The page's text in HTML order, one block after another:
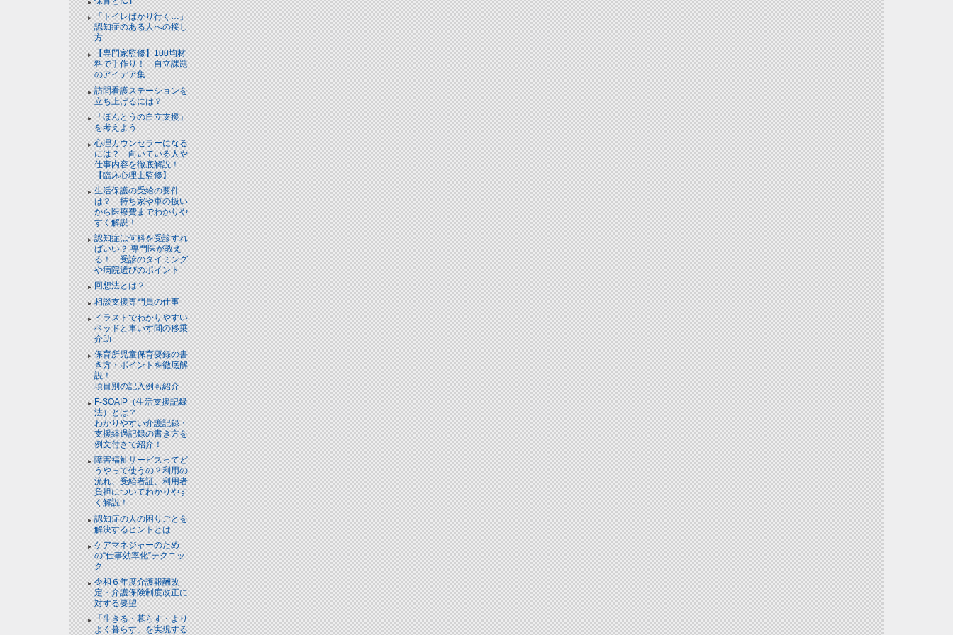
「トイレばかり行く…」
認知症のある人への接し
方
【専門家監修】100均材
料で手作り！ 自立課題
のアイデア集
訪問看護ステーションを
立ち上げるには？
「ほんとうの自立支援」
を考えよう
心理カウンセラーになる
には？ 向いている人や
仕事内容を徹底解説！
【臨床心理士監修】
生活保護の受給の要件
は？ 持ち家や車の扱い
から医療費までわかりや
すく解説！
認知症は何科を受診すれ
ばいい？ 専門医が教え
る！ 受診のタイミング
や病院選びのポイント
回想法とは？
相談支援専門員の仕事
イラストでわかりやすい
ベッドと⾞いす間の移乗
介助
保育所児童保育要録の書
き方・ポイントを徹底解
説！
項目別の記入例も紹介
F-SOAIP（生活支援記録
法）とは？
わかりやすい介護記録・
支援経過記録の書き方を
例文付きで紹介！
障害福祉サービスってど
うやって使うの？利用の
流れ、受給者証、利用者
負担についてわかりやす
く解説！
認知症の人の困りごとを
解決するヒントとは
ケアマネジャーのため
の“仕事効率化”テクニッ
ク
令和６年度介護報酬改
定・介護保険制度改正に
対する要望
「生きる・暮らす・より
よく暮らす」を実現する